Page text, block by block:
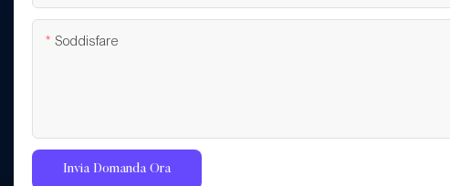
Soddisfare
Invia Domanda Ora